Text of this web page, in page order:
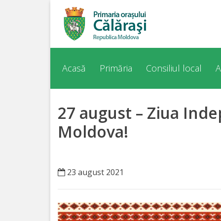
orașul
Călărași
Personalități
Regulamente
Acasă Primăria Consiliul local
27 august – Ziua
Moldova!
23 august 2021